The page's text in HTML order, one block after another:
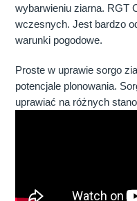
wybarwieniu ziarna. RGT
wczesnych. Jest bardzo
warunki pogodowe.
Proste w uprawie sorgo
potencjale plonowania.
uprawiać na różnych